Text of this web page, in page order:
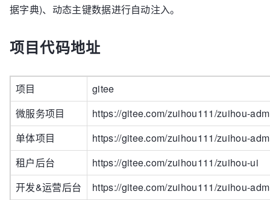
据字典)、动态主键数据进行自动注入。
项目代码地址
项目
gitee
微服务项目
https://gitee.com/zuihou111/zuihou-
单体项目
https://gitee.com/zuihou111/zuihou-
租户后台
https://gitee.com/zuihou111/zuihou-ui
开发&运营后台
https://gitee.com/zuihou111/zuihou-